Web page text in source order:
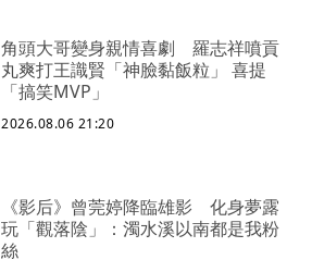
角頭大哥變身親情喜劇 羅志祥噴貢
丸爽打王識賢「神臉黏飯粒」 喜提
「搞笑MVP」
2026.08.06 21:20
《影后》曾莞婷降臨雄影 化身夢露
玩「觀落陰」：濁水溪以南都是我粉
絲